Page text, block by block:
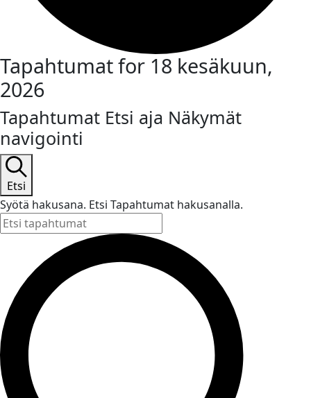
Tapahtumat for 18 kesäkuun,
2026
Tapahtumat Etsi aja Näkymät
navigointi
Etsi
Syötä hakusana. Etsi Tapahtumat hakusanalla.